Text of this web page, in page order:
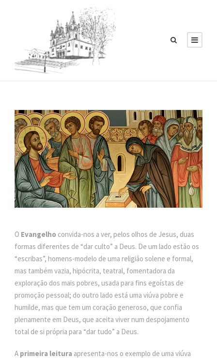
O Evangelho convida-nos a ver, pelos olhos de Jesus, duas
formas diferentes de “dar culto” a Deus. De um lado estão os
“escribas”, homens-modelo de uma religião solene e formal,
mas também vazia, hipócrita, teatral, fomentadora da
exploração dos mais pobres, usada para fins egoístas de
promoção pessoal; do outro lado está uma viúva pobre e
humilde, mas que tem um coração generoso, que confia
plenamente em Deus, que aceita viver num despojamento
total de si própria para “dar tudo” a Deus.
A primeira leitura apresenta-nos o exemplo de uma viúva